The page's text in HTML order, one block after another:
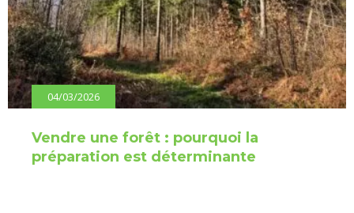
04/03/2026
Vendre une forêt : pourquoi la
préparation est déterminante